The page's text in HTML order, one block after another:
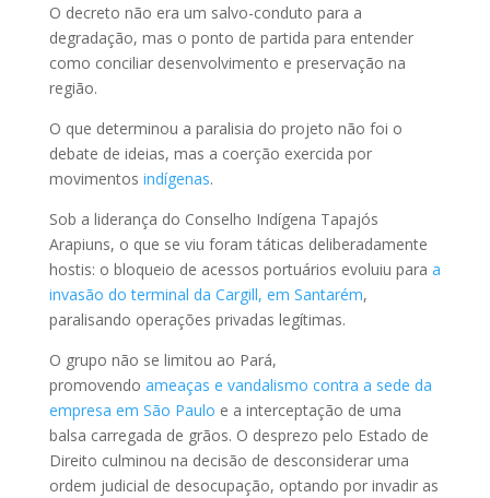
O decreto não era um salvo-conduto para a
degradação, mas o ponto de partida para entender
como conciliar desenvolvimento e preservação na
região.
O que determinou a paralisia do projeto não foi o
debate de ideias, mas a coerção exercida por
movimentos indígenas.
Sob a liderança do Conselho Indígena Tapajós
Arapiuns, o que se viu foram táticas deliberadamente
hostis: o bloqueio de acessos portuários evoluiu para a
invasão do terminal da Cargill, em Santarém,
paralisando operações privadas legítimas.
O grupo não se limitou ao Pará,
promovendo ameaças e vandalismo contra a sede da
empresa em São Paulo e a interceptação de uma
balsa carregada de grãos. O desprezo pelo Estado de
Direito culminou na decisão de desconsiderar uma
ordem judicial de desocupação, optando por invadir as